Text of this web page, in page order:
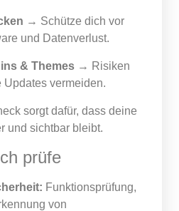
→ Schütze dich vor
und Datenverlust.
& Themes→ Risiken
Updates vermeiden.
sorgt dafür, dass deine
und sichtbar bleibt.
prüfe
Funktionsprüfung,
von